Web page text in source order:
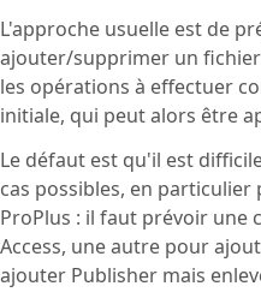
L'approche usuelle est de
ajouter/supprimer un
les opérations à effectuer
initiale, qui peut alors être
Le défaut est qu'il est
cas possibles, en
ProPlus : il faut prévoir
Access, une autre pour
ajouter Publisher mais